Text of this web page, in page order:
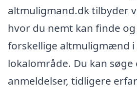
altmuligmand.dk tilbyder
hvor du nemt kan finde
forskellige altmuligmænd i
lokalområde. Du kan
anmeldelser, tidligere